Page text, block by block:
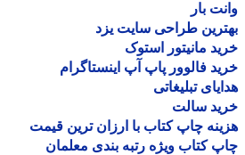
بار
طراحی سایت یزد
مانیتور استوک
فالوور پاپ آپ اینستاگرام
تبلیغاتی
سالت
چاپ کتاب با ارزان ترین قیمت
کتاب ویژه رتبه بندی معلمان